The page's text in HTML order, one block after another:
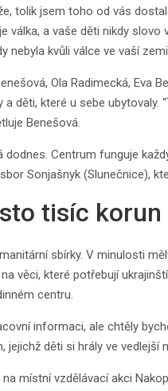
tolik jsem toho od vás
válka, a vaše děti nikdy
kvůli válce ve vaší
Ola Radimecká, Eva
a děti, které u sebe
Benešová.
Centrum funguje
Sonjašnyk (Slunečnice),
tisíc korun
sbírky. V minulosti
věci, které potřebují
centru.
informaci, ale chtěly
jejichž děti si hrály ve vedlejší
místní vzdělávací akci